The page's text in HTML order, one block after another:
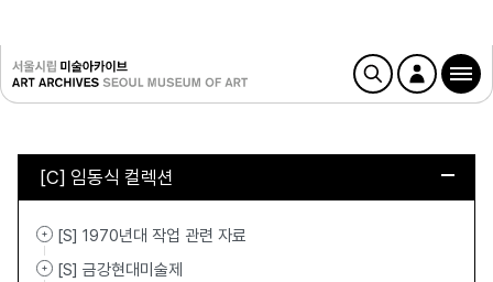
[C] 임동식 컬렉션
[S] 1970년대 작업 관련 자료
[S] 금강현대미술제